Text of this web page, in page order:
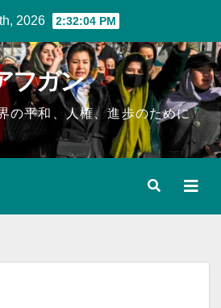
2026 2:32:05 PM
フガン
の平和、人権、進歩のために